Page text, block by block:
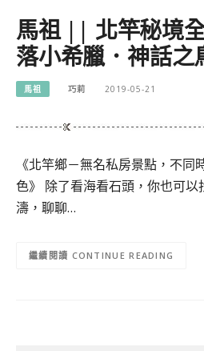
馬祖 || 北竿秘境
落小希臘．神話之
馬祖 巧莉 2019-05-21
《北竿鄉－無名私房景點，不
色》 除了看海看石頭，你也可
濤，聊聊…
CONTINUE READING